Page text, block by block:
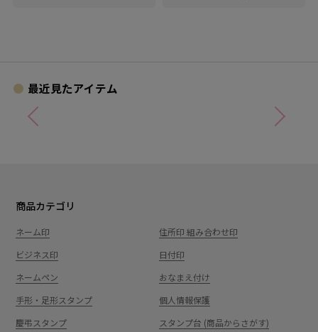
最近見たアイテム
商品カテゴリ
ネーム印
住所印 組み合わせ印
ビジネス印
日付印
ネームペン
おなまえ付け
手形・足形スタンプ
個人情報保護
慶弔スタンプ
スタンプ台 (商品からさがす)